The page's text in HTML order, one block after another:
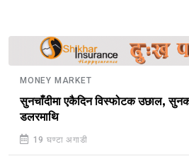
MONEY MARKET
सुनचाँदीमा एकैदिन विस्फोटक उछाल,
डलरमाथि
19 घण्टा अगाडी